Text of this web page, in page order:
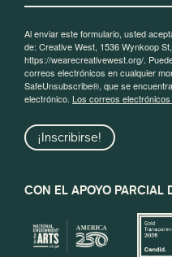
Al enviar este formulario, usted
de: Creative West, 1536 Wynkoop
https://wearecreativewest.org/.
correos electrónicos en cualquier
SafeUnsubscribe®, que se
electrónico. Los correos
¡Inscribirse!
CON EL APOYO PARCIAL